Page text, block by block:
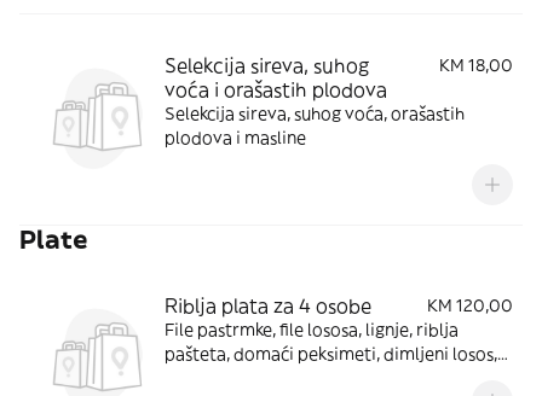
Selekcija sireva, suhog
voća i orašastih plodova
KM 18,00
Selekcija sireva, suhog voća, orašastih
plodova i masline
Plate
Riblja plata za 4 osobe
KM 120,00
File pastrmke, file lososa, lignje, riblja
pašteta, domaći peksimeti, dimljeni losos,